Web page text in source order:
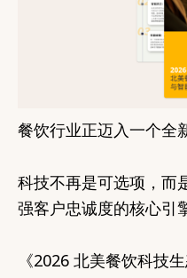
餐饮行业正迈入一个
科技不再是可选项，而
强客户忠诚度的核心引
《2026 北美餐饮科技